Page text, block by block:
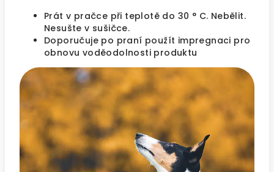
Prát v pračce při teplotě do 30 ° C. Nebělit.
Nesušte v sušičce.
Doporučuje po praní použít impregnaci pro
obnovu voděodolnosti produktu